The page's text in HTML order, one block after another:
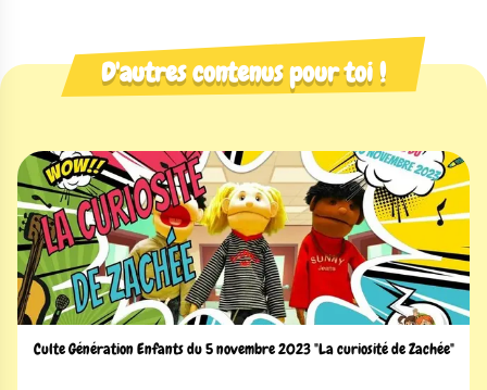
D'autres contenus pour toi !
Culte Génération Enfants du 5 novembre 2023 "La curiosité de Zachée"